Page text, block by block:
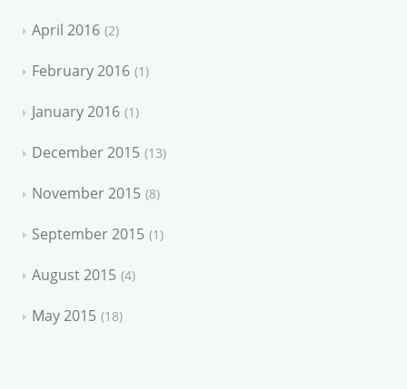
April 2016 2
February 2016 1
January 2016 1
December 2015 13
November 2015 8
September 2015 1
August 2015 4
May 2015 18